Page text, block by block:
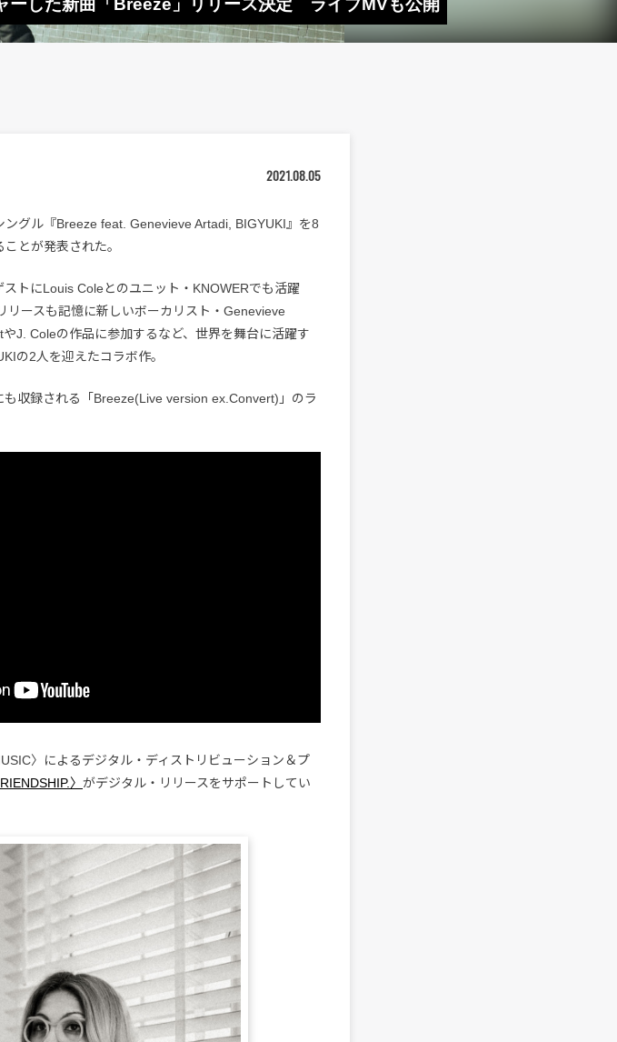
した新曲「Breeze」リリース決定 ライブMVも公開
2021.08.05
グル『Breeze feat. Genevieve Artadi, BIGYUKI』を8
とが発表された。
トにLouis Coleとのユニット・KNOWERでも活躍
リースも記憶に新しいボーカリスト・Genevieve
J. Coleの作品に参加するなど、世界を舞台に活躍す
の2人を迎えたコラボ作。
も収録される「Breeze(Live version ex.Convert)」のラ
〉によるデジタル・ディストリビューション＆プ
〉 がデジタル・リリースをサポートしてい